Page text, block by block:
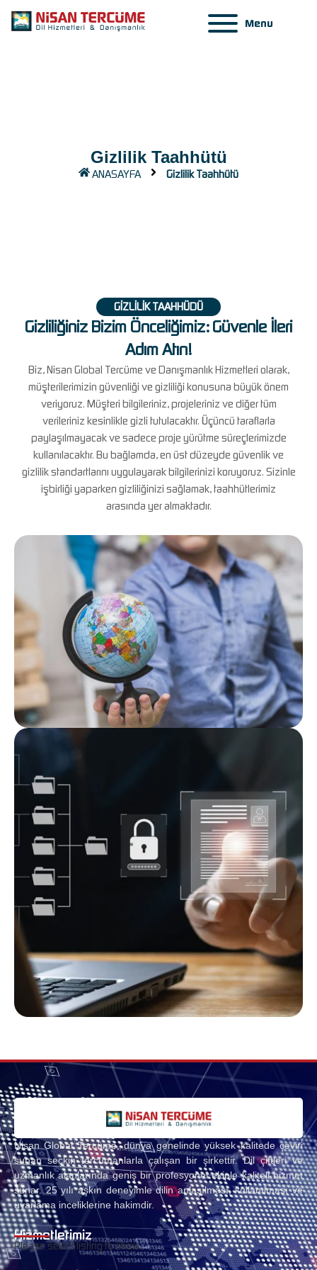
Menu
Gizlilik Taahhütü
ANASAYFA Gizlilik Taahhütü
GİZLİLİK TAAHHÜDÜ
Gizliliğiniz Bizim Önceliğimiz: Güvenle İleri
Adım Atın!
Biz, Nisan Global Tercüme ve Danışmanlık Hizmetleri olarak,
müşterilerimizin güvenliği ve gizliliği konusuna büyük önem
veriyoruz. Müşteri bilgileriniz, projeleriniz ve diğer tüm
verileriniz kesinlikle gizli tutulacaktır. Üçüncü taraflarla
paylaşılmayacak ve sadece proje yürütme süreçlerimizde
kullanılacaktır. Bu bağlamda, en üst düzeyde güvenlik ve
gizlilik standartlarını uygulayarak bilgilerinizi koruyoruz. Sizinle
işbirliği yaparken gizliliğinizi sağlamak, taahhütlerimiz
arasında yer almaktadır.
Nisan Global Tercüme, dünya genelinde yüksek kalitede çeviri
sunan seçkin tercümanlarla çalışan bir şirkettir. Dil çiftleri ve
uzmanlık alanlarında geniş bir profesyonel ekiple kaliteli hizmet
sunar. 25 yılı aşkın deneyimle dilin anlaşılması, kullanılması ve
uyarlama inceliklerine hakimdir.
Hizmetlerimiz
Please select listing to show.